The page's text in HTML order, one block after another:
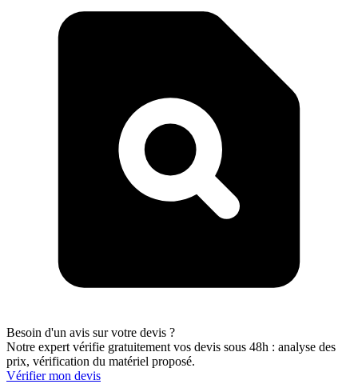
Besoin d'un avis sur votre devis ?
Notre expert vérifie gratuitement vos devis sous 48h : analyse des
prix, vérification du matériel proposé.
Vérifier mon devis